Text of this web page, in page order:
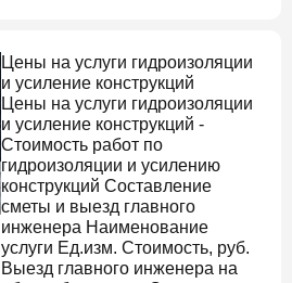
Цены на услуги гидроизоляции
и усиление конструкций
Цены на услуги гидроизоляции
и усиление конструкций -
Стоимость работ по
гидроизоляции и усилению
конструкций Составление
сметы и выезд главного
инженера Наименование
услуги Ед.изм. Стоимость, руб.
Выезд главного инженера на